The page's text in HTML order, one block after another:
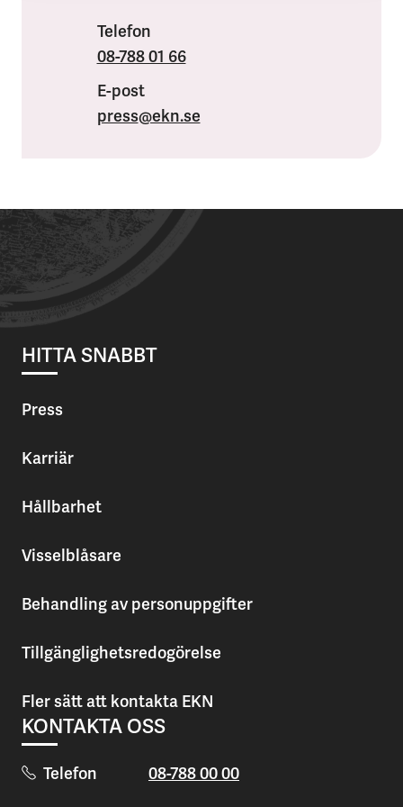
Telefon
08-788 01 66
E-post
press@ekn.se
HITTA SNABBT
Press
Karriär
Hållbarhet
Visselblåsare
Behandling av personuppgifter
Tillgänglighetsredogörelse
Fler sätt att kontakta EKN
KONTAKTA OSS
Telefon 08-788 00 00